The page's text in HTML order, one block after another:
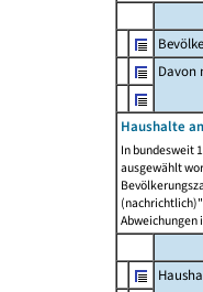
Davon
Haushalte
In bundesweit
ausgewählt
Abweichungen